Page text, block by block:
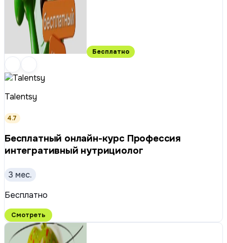
Бесплатно
Talentsy
4.7
Бесплатный онлайн-курс Профессия
интегративный нутрициолог
3 мес.
Бесплатно
Смотреть